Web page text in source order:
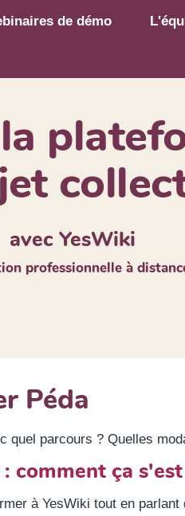
de démo
avec YesWiki
professionnelle à
Péda
quel parcours ? Quelles
comment ça
à YesWiki tout en